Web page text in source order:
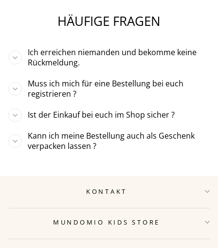
HÄUFIGE FRAGEN
Ich erreichen niemanden und bekomme keine
Rückmeldung.
Muss ich mich für eine Bestellung bei euch
registrieren ?
Ist der Einkauf bei euch im Shop sicher ?
Kann ich meine Bestellung auch als Geschenk
verpacken lassen ?
KONTAKT
MUNDOMIO KIDS STORE